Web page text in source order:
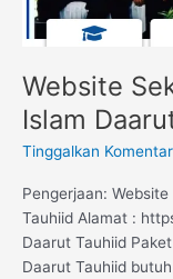
Website
Islam
Tinggalkan Komentar
Pengerjaan:
Tauhiid Alamat :
Daarut Tauhiid
Daarut Tauhiid